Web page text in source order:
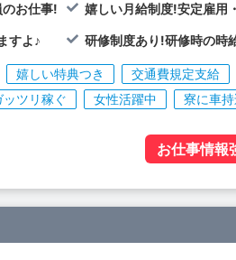
お仕事! 嬉しい月給制度!安定雇用
すよ♪ 研修制度あり!研修時の時
嬉しい特典つき 交通費規定支給
ッツリ稼ぐ 女性活躍中 寮に車
お仕事情報